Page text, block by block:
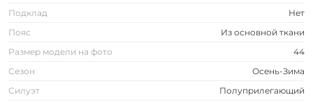
Подклад
Нет
Пояс
Из основной ткани
Размер модели на фото
44
Сезон
Осень-Зима
Силуэт
Полуприлегающий